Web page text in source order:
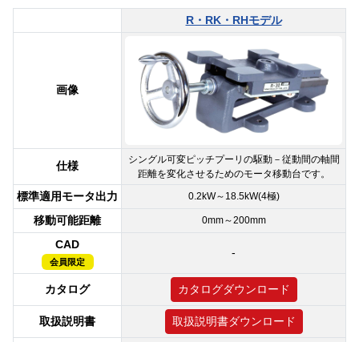
R・RK・RHモデル
画像
仕様
シングル可変ピッチプーリの駆動－従動間の軸間
距離を変化させるためのモータ移動台です。
標準適用モータ出力 0.2kW～18.5kW(4極)
移動可能距離 0mm～200mm
CAD
会員限定
-
カタログ カタログダウンロード
取扱説明書 取扱説明書ダウンロード